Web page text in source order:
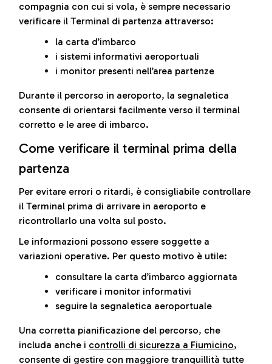
compagnia con cui si vola, è sempre necessario
verificare il Terminal di partenza attraverso:
la carta d’imbarco
i sistemi informativi aeroportuali
i monitor presenti nell’area partenze
Durante il percorso in aeroporto, la segnaletica
consente di orientarsi facilmente verso il terminal
corretto e le aree di imbarco.
Come verificare il terminal prima della
partenza
Per evitare errori o ritardi, è consigliabile controllare
il Terminal prima di arrivare in aeroporto e
ricontrollarlo una volta sul posto.
Le informazioni possono essere soggette a
variazioni operative. Per questo motivo è utile:
consultare la carta d’imbarco aggiornata
verificare i monitor informativi
seguire la segnaletica aeroportuale
Una corretta pianificazione del percorso, che
includa anche i controlli di sicurezza a Fiumicino,
consente di gestire con maggiore tranquillità tutte